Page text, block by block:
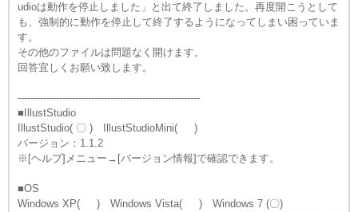
udioは動作を停止しました」と出て終了しました。再度開こうとして
も、強制的に動作を停止して終了するようになってしまい困っていま
す。
その他のファイルは問題なく開けます。
回答宜しくお願い致します。
---------------------------------------------------------
■IllustStudio
IllustStudio( 〇 ) IllustStudioMini( )
バージョン：1.1.2
※[ヘルプ]メニュー→[バージョン情報]で確認できます。
■OS
Windows XP( ) Windows Vista( ) Windows 7 (〇)